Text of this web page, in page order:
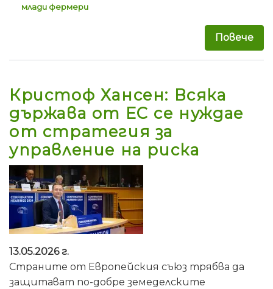
млади фермери
Повече
Кристоф Хансен: Всяка
държава от ЕС се нуждае
от стратегия за
управление на риска
13.05.2026 г.
Страните от Европейския съюз трябва да
защитават по-добре земеделските